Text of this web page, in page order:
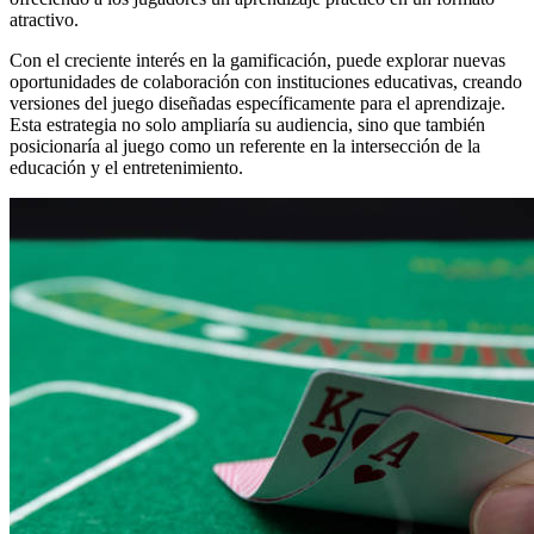
atractivo.
Con el creciente interés en la gamificación, puede explorar nuevas
oportunidades de colaboración con instituciones educativas, creando
versiones del juego diseñadas específicamente para el aprendizaje.
Esta estrategia no solo ampliaría su audiencia, sino que también
posicionaría al juego como un referente en la intersección de la
educación y el entretenimiento.